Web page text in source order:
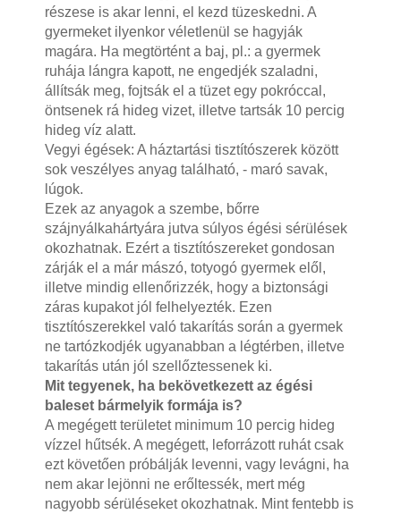
részese is akar lenni, el kezd tüzeskedni. A
gyermeket ilyenkor véletlenül se hagyják
magára. Ha megtörtént a baj, pl.: a gyermek
ruhája lángra kapott, ne engedjék szaladni,
állítsák meg, fojtsák el a tüzet egy pokróccal,
öntsenek rá hideg vizet, illetve tartsák 10 percig
hideg víz alatt.
Vegyi égések: A háztartási tisztítószerek között
sok veszélyes anyag található, - maró savak,
lúgok.
Ezek az anyagok a szembe, bőrre
szájnyálkahártyára jutva súlyos égési sérülések
okozhatnak. Ezért a tisztítószereket gondosan
zárják el a már mászó, totyogó gyermek elől,
illetve mindig ellenőrizzék, hogy a biztonsági
záras kupakot jól felhelyezték. Ezen
tisztítószerekkel való takarítás során a gyermek
ne tartózkodjék ugyanabban a légtérben, illetve
takarítás után jól szellőztessenek ki.
Mit tegyenek, ha bekövetkezett az égési
baleset bármelyik formája is?
A megégett területet minimum 10 percig hideg
vízzel hűtsék. A megégett, leforrázott ruhát csak
ezt követően próbálják levenni, vagy levágni, ha
nem akar lejönni ne erőltessék, mert még
nagyobb sérüléseket okozhatnak. Mint fentebb is